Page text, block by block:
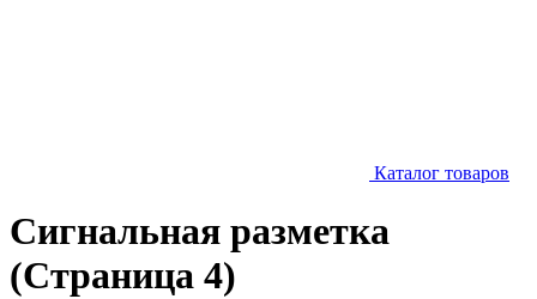
Каталог товаров
Сигнальная разметка
(Страница 4)